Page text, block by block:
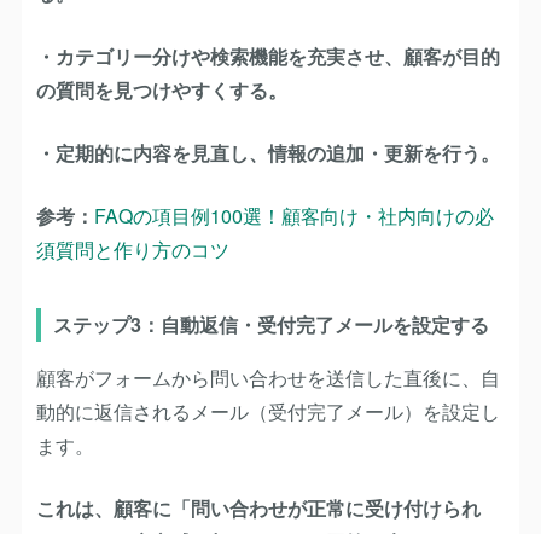
・カテゴリー分けや検索機能を充実させ、顧客が目的
の質問を見つけやすくする。
・定期的に内容を見直し、情報の追加・更新を行う。
参考： FAQの項目例100選！顧客向け・社内向けの必
須質問と作り方のコツ
ステップ3：自動返信・受付完了メールを設定する
顧客がフォームから問い合わせを送信した直後に、自
動的に返信されるメール（受付完了メール）を設定し
ます。
これは、顧客に「問い合わせが正常に受け付けられ